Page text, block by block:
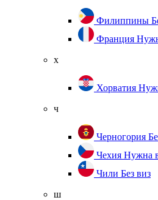
Филиппины
Франция
х
Хорватия
ч
Черногория
Чехия Нужна
Чили Без виз
ш